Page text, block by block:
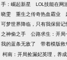
手：崛起新星
LOL技能在网
晓雯
重生之传奇热血霸业
可梦世界降临，只有我保留记
之神偷之手
公路求生：开
我的蓝条无敌了
带着模版救
柯南：开局捡漏妃英理，养